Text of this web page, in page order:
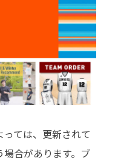
ては、更新されて
合があります。ブ